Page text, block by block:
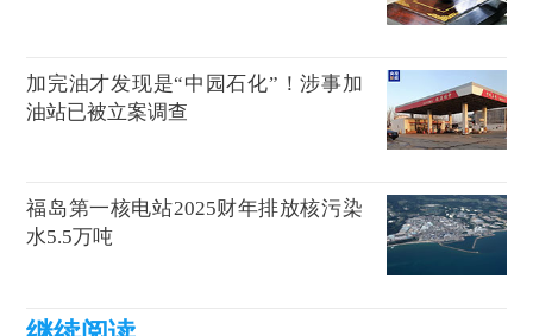
加完油才发现是“中园石化”！涉事加
油站已被立案调查
福岛第一核电站2025财年排放核污染
水5.5万吨